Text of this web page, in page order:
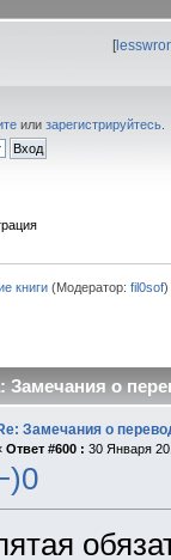
[
или зарегистрируйтесь
книги(Модератор: fil0sof)
Замечания о
Замечания о
Ответ #600 : 30 Января